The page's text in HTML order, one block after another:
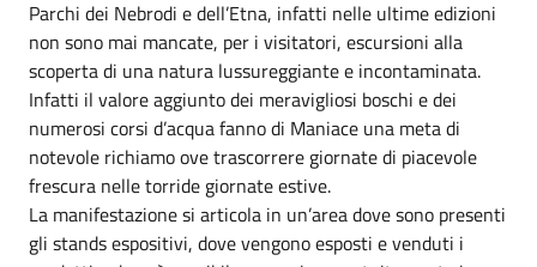
Parchi dei Nebrodi e dell’Etna, infatti nelle ultime edizioni
non sono mai mancate, per i visitatori, escursioni alla
scoperta di una natura lussureggiante e incontaminata.
Infatti il valore aggiunto dei meravigliosi boschi e dei
numerosi corsi d’acqua fanno di Maniace una meta di
notevole richiamo ove trascorrere giornate di piacevole
frescura nelle torride giornate estive.
La manifestazione si articola in un’area dove sono presenti
gli stands espositivi, dove vengono esposti e venduti i